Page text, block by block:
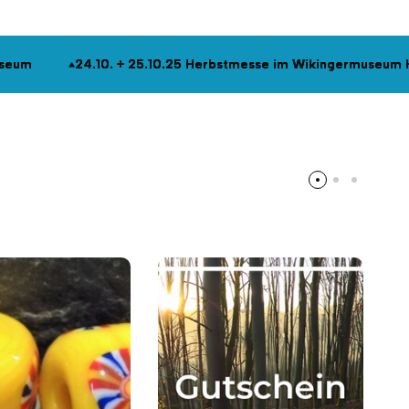
Herbstmesse im Wikingermuseum Haithabu
Herbstmesse im Wikingermuseum Haithabu
Herbstmesse im Wikingermuseum Haithabu